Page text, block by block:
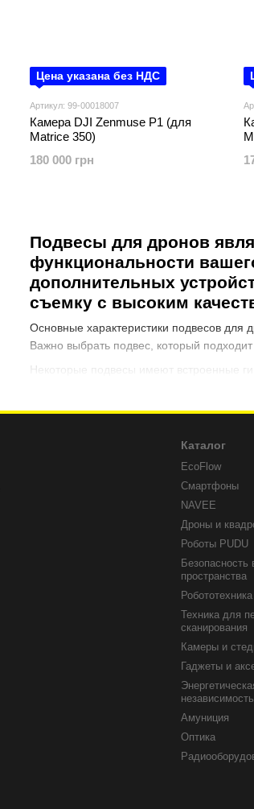
Подвесы для дронов
функциональности
дополнительных
съемку с высоким
Основные характеристики подвесов для
Важно выбрать подвес, который
Некоторые подвесы имеют встроенные
спасательные операции,
вашим потребностям и требованиям
Цена указана без НДС
Артикул: 99-00018007
Камера DJI Zenmuse P1 (для
Matrice 350)
180 000 грн
Каталог
EcoFlow
Смартфоны
NAVEE
Дроны и
Роботы PUDU
Безопасность
пространства
Робототехника
Техника для
сканирования
Камеры и
Гаджеты и
независимость
Амуниция
Оптика